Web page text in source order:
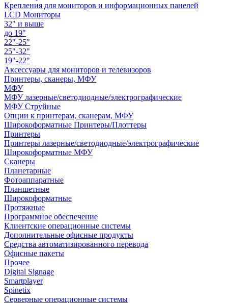
Крепления для мониторов и информационных панелей
LCD Мониторы
32" и выше
до 19"
22"-25"
25"-32"
19"-22"
Аксессуары для мониторов и телевизоров
Принтеры, сканеры, МФУ
МФУ
МФУ лазерные/светодиодные/электрографические
МФУ Струйные
Опции к принтерам, сканерам, МФУ
Широкоформатные Принтеры/Плоттеры
Принтеры
Принтеры лазерные/светодиодные/электрографические
Широкоформатные МФУ
Сканеры
Планетарные
Фотоаппаратные
Планшетные
Широкоформатные
Протяжные
Программное обеспечение
Клиентские операционные системы
Дополнительные офисные продукты
Средства автоматизированного перевода
Офисные пакеты
Прочее
Digital Signage
Smartplayer
Spinetix
Серверные операционные системы